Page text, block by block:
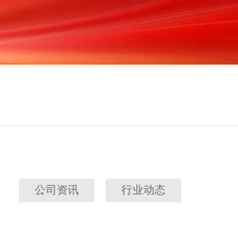
公司资讯 行业动态